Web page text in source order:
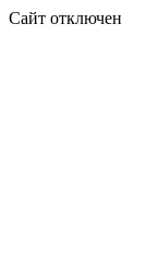
Сайт отключен